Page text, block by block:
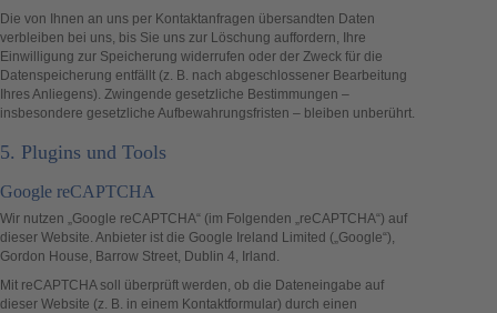
Die von Ihnen an uns per Kontaktanfragen übersandten Daten
verbleiben bei uns, bis Sie uns zur Löschung auffordern, Ihre
Einwilligung zur Speicherung widerrufen oder der Zweck für die
Datenspeicherung entfällt (z. B. nach abgeschlossener Bearbeitung
Ihres Anliegens). Zwingende gesetzliche Bestimmungen –
insbesondere gesetzliche Aufbewahrungsfristen – bleiben unberührt.
5. Plugins und Tools
Google reCAPTCHA
Wir nutzen „Google reCAPTCHA“ (im Folgenden „reCAPTCHA“) auf
dieser Website. Anbieter ist die Google Ireland Limited („Google“),
Gordon House, Barrow Street, Dublin 4, Irland.
Mit reCAPTCHA soll überprüft werden, ob die Dateneingabe auf
dieser Website (z. B. in einem Kontaktformular) durch einen